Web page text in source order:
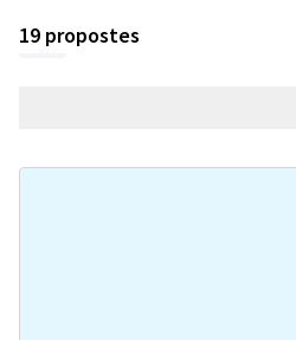
19 propostes